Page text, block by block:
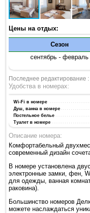
Цены на отдых:
Сезон
сентябрь - февраль
Последнее редактирование :
Удобства в номерах:
Wi-Fi в номере
Душ, ванна в номере
Постельное белье
Туалет в номере
Описание номера:
Комфортабельный
современный дизайн
В номере установлена
электронные замки, фен,
для одежды, ванная
раковина).
Большинство номеров
можете наслаждаться